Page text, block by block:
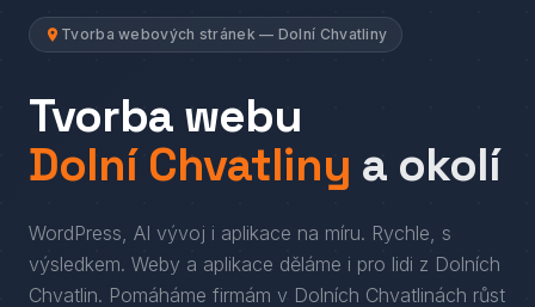
Tvorba webových stránek — Dolní Chvatliny
Tvorba webu
Dolní Chvatliny a okolí
WordPress, AI vývoj i aplikace na míru. Rychle, s
výsledkem. Weby a aplikace děláme i pro lidi z Dolních
Chvatlin. Pomáháme firmám v Dolních Chvatlinách růst